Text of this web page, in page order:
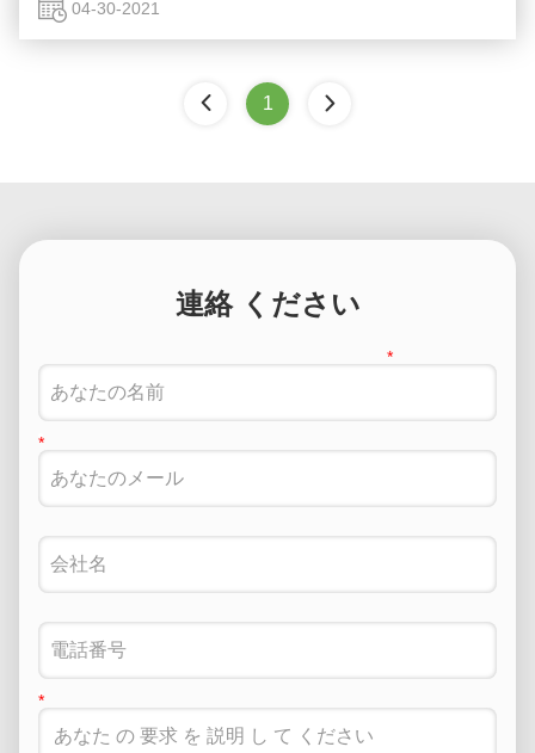
トへのゲートウェイとして機能し,ルーターを通じてサーバ
フィックを処理するには,コアレイヤスイッチは大きなパワー
と容量を持つ必要があります. そのため,迅速で完全な管理ス
04-30-2021
1
連絡 ください